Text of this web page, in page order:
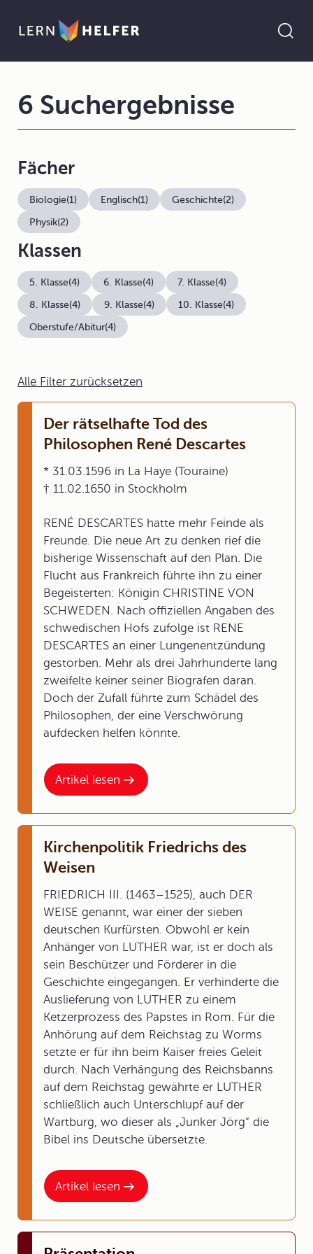
Alle Filter zurücksetzen
Artikel lesen
Der rätselhafte Tod des
Philosophen René Descartes
* 31.03.1596 in La Haye (Touraine)
† 11.02.1650 in Stockholm
RENÉ DESCARTES hatte mehr Feinde als
Freunde. Die neue Art zu denken rief die
bisherige Wissenschaft auf den Plan. Die
Flucht aus Frankreich führte ihn zu einer
Begeisterten: Königin CHRISTINE VON
SCHWEDEN. Nach offiziellen Angaben des
schwedischen Hofs zufolge ist RENE
DESCARTES an einer Lungenentzündung
gestorben. Mehr als drei Jahrhunderte lang
zweifelte keiner seiner Biografen daran.
Doch der Zufall führte zum Schädel des
Philosophen, der eine Verschwörung
aufdecken helfen könnte.
Artikel lesen
Kirchenpolitik Friedrichs des
Weisen
FRIEDRICH III. (1463–1525), auch DER
WEISE genannt, war einer der sieben
deutschen Kurfürsten. Obwohl er kein
Anhänger von LUTHER war, ist er doch als
sein Beschützer und Förderer in die
Geschichte eingegangen. Er verhinderte die
Auslieferung von LUTHER zu einem
Ketzerprozess des Papstes in Rom. Für die
Anhörung auf dem Reichstag zu Worms
setzte er für ihn beim Kaiser freies Geleit
durch. Nach Verhängung des Reichsbanns
auf dem Reichstag gewährte er LUTHER
schließlich auch Unterschlupf auf der
Wartburg, wo dieser als „Junker Jörg“ die
Bibel ins Deutsche übersetzte.
6 Suchergebnisse
Fächer
Biologie(1) Englisch(1) Geschichte(2)
Physik(2)
Klassen
5. Klasse(4) 6. Klasse(4) 7. Klasse(4)
8. Klasse(4) 9. Klasse(4) 10. Klasse(4)
Oberstufe/Abitur(4)